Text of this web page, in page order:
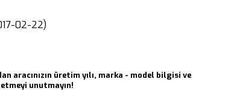
02-22)
aracınızın üretim yılı, marka - model bilgisi ve
unutmayın!